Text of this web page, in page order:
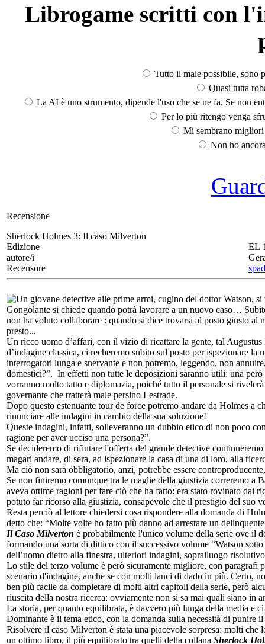
Librogame scritti con
Tutto il male possibile, sono
Quasi tutta
La AI è uno strumento, dipende l'uso che se ne fa. Se non
Per lo più ritengo venga
Mi sembrano
Non ho
Recensione
Sherlock Holmes 3: Il caso Milverton
Edizione
EL
autore/i
Recensore
Un giovane detective alle prime armi, cugino del dottor Watson,
Gongolante si chiede quando potrà lavorare a un nuovo caso…
non ha voluto collaborare : quando si dice trovarsi al posto giusto
presto...
Un ricco uomo d’affari, con il vizio di ricattare la gente, tal
d’indagine classica, ci recheremo subito sul posto per ispezionare
interrogatori lunga e snervante e non potremo, leggendo, non
domestici?”. In effetti non tutte le deposizioni saranno utili: una
vorranno molto tatto e diplomazia, poiché tutto il personale si
governante che tratterà male persino Lestrade.
Dopo questo estenuante tour de force potremo andare da Holmes
rinunciare alle indagini in cambio della sua soluzione!
Queste indagini, infatti, solleveranno un dubbio etico di non poco
ragione per aver ucciso una persona?”.
Se decideremo di rifiutare l'offerta del grande detective
magari andare, di sera, ad ispezionare la casa di una di loro, alla
Ma ciò non sarà obbligatorio, anzi, potrebbe essere
Se non finiremo comunque tra le maglie della giustizia correremo a
aveva ottime ragioni per fare ciò che ha fatto: era stato rovinato dai
potuto far ricorso alla giustizia, consapevole che il prestigio del suo
Resta perciò al lettore chiedersi cosa rispondere alla domanda di
detto che: “Molte volte ho fatto più danno ad arrestare un
Il Caso Milverton è probabilmente l'unico volume della serie ove il
formando una sorta di dittico con il successivo volume “Watson
dell’uomo dietro alla finestra, ulteriori indagini, sopralluogo
Lo stile del terzo volume è però sicuramente migliore, con paragrafi
scenario d'indagine, anche se con molti lanci di dado in più. Certo,
ben più facile da completare di molti altri capitoli della serie, però
riuscita della nostra ricerca: ovviamente non si sa mai quali siano in
La storia, per quanto equilibrata, è davvero più lunga della media e
Dominante è il tema etico, con la domanda sulla necessità di punire
Risolvere il caso Milverton è stata una piacevole sorpresa: molti
un ottimo libro, il più equilibrato tra quelli della collana Sherlock